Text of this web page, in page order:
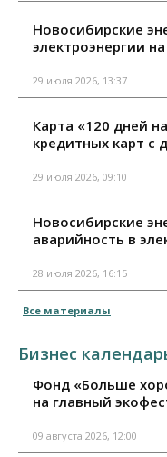
Новосибирские
электроэнергии
29 июля 2026, 13:37
Карта «120 дней
кредитных карт
29 июля 2026, 09:10
Новосибирские
аварийность в
28 июля 2026, 16:15
Все материалы
Бизнес
Фонд «Больше
на главный
09 августа 2026, 12:00